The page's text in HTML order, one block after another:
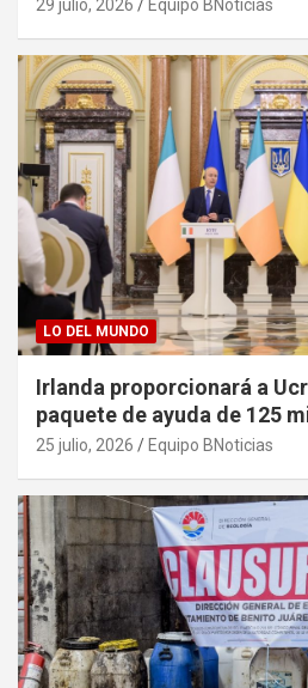
29 julio, 2026 Equipo BNoticias
LO DEL MUNDO
Irlanda proporcionará a
paquete de ayuda de 125
25 julio, 2026 Equipo BNoticias